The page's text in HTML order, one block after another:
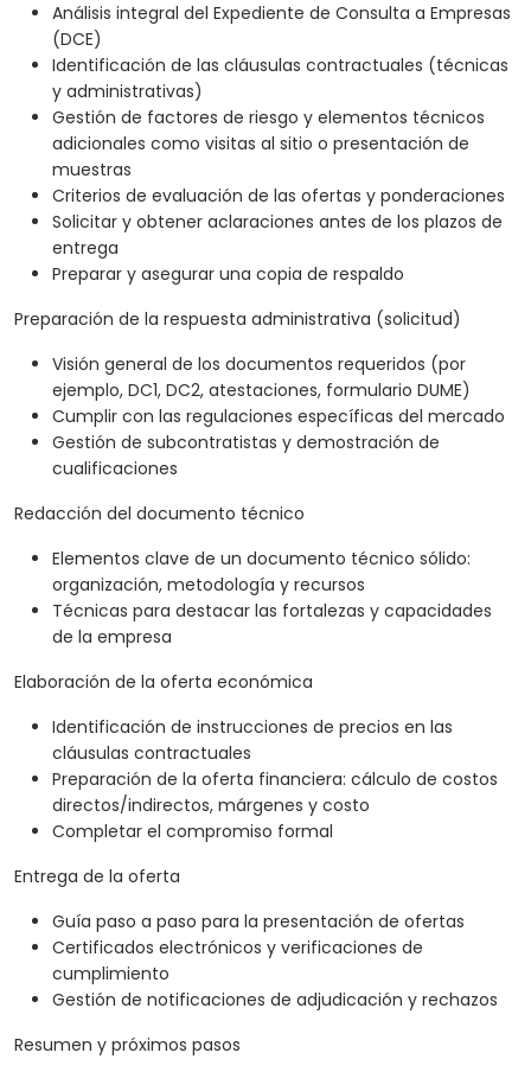
Análisis integral del Expediente de Consulta a Empresas
(DCE)
Identificación de las cláusulas contractuales (técnicas
y administrativas)
Gestión de factores de riesgo y elementos técnicos
adicionales como visitas al sitio o presentación de
muestras
Criterios de evaluación de las ofertas y ponderaciones
Solicitar y obtener aclaraciones antes de los plazos de
entrega
Preparar y asegurar una copia de respaldo
Preparación de la respuesta administrativa (solicitud)
Visión general de los documentos requeridos (por
ejemplo, DC1, DC2, atestaciones, formulario DUME)
Cumplir con las regulaciones específicas del mercado
Gestión de subcontratistas y demostración de
cualificaciones
Redacción del documento técnico
Elementos clave de un documento técnico sólido:
organización, metodología y recursos
Técnicas para destacar las fortalezas y capacidades
de la empresa
Elaboración de la oferta económica
Identificación de instrucciones de precios en las
cláusulas contractuales
Preparación de la oferta financiera: cálculo de costos
directos/indirectos, márgenes y costo
Completar el compromiso formal
Entrega de la oferta
Guía paso a paso para la presentación de ofertas
Certificados electrónicos y verificaciones de
cumplimiento
Gestión de notificaciones de adjudicación y rechazos
Resumen y próximos pasos